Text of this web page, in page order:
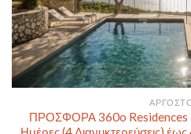
ΠΡΟΣΦΟΡΑ 360o Residences